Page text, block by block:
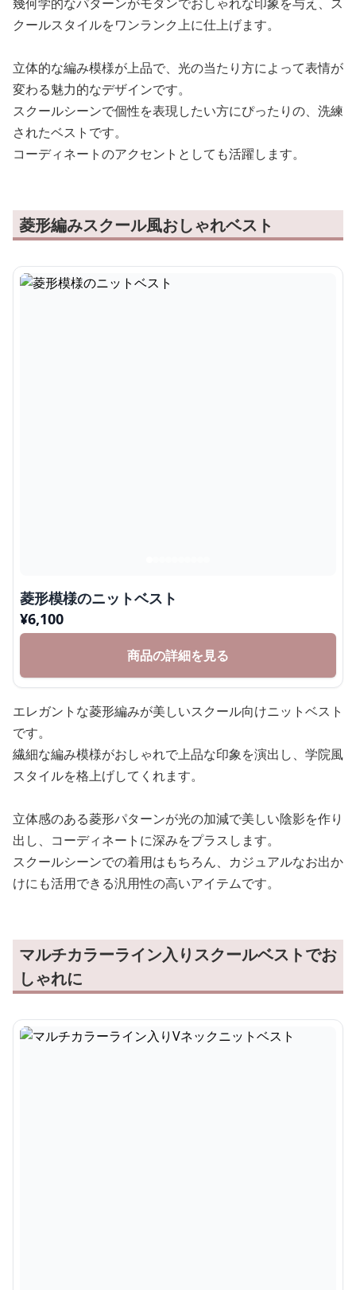
クールスタイルをワンランク上に仕上げます。
立体的な編み模様が上品で、光の当たり方によって表情が
変わる魅力的なデザインです。
スクールシーンで個性を表現したい方にぴったりの、洗練
されたベストです。
コーディネートのアクセントとしても活躍します。
菱形編みスクール風おしゃれベスト
菱形模様のニットベスト
¥6,100
商品の詳細を見る
エレガントな菱形編みが美しいスクール向けニットベスト
です。
繊細な編み模様がおしゃれで上品な印象を演出し、学院風
スタイルを格上げしてくれます。
立体感のある菱形パターンが光の加減で美しい陰影を作り
出し、コーディネートに深みをプラスします。
スクールシーンでの着用はもちろん、カジュアルなお出か
けにも活用できる汎用性の高いアイテムです。
マルチカラーライン入りスクールベストでお
しゃれに